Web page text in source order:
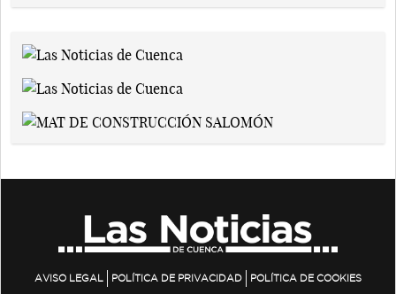
AVISO LEGAL POLÍTICA DE PRIVACIDAD POLÍTICA DE COOKIES